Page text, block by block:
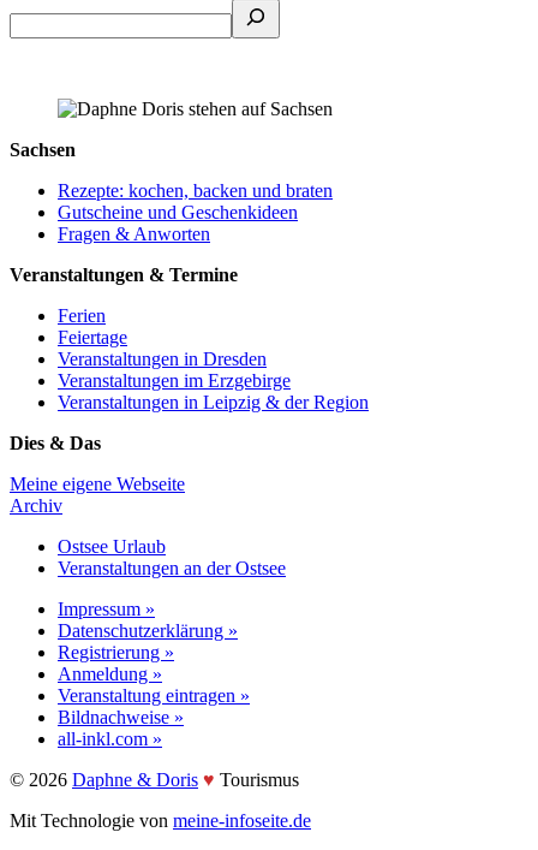
Sachsen
Rezepte: kochen, backen und braten
Gutscheine und Geschenkideen
Fragen & Anworten
Veranstaltungen & Termine
Ferien
Feiertage
Veranstaltungen in Dresden
Veranstaltungen im Erzgebirge
Veranstaltungen in Leipzig & der Region
Dies & Das
Meine eigene Webseite
Archiv
Ostsee Urlaub
Veranstaltungen an der Ostsee
Impressum »
Datenschutzerklärung »
Registrierung »
Anmeldung »
Veranstaltung eintragen »
Bildnachweise »
all-inkl.com »
©️ 2026 Daphne & Doris ♥️ Tourismus
Mit Technologie von meine-infoseite.de